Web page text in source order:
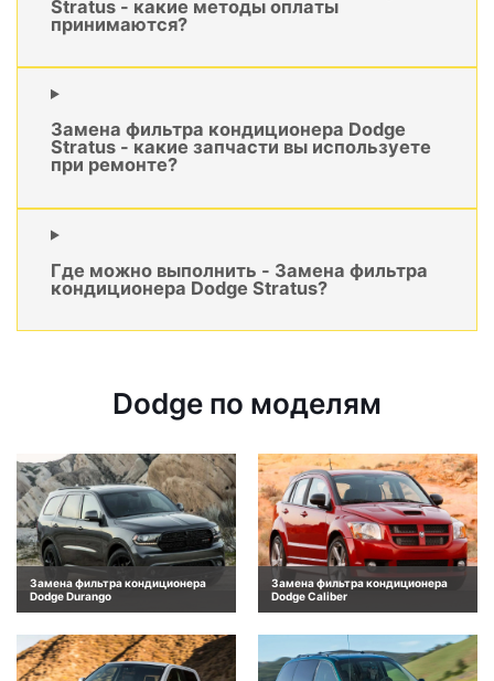
Stratus - какие методы оплаты
принимаются?
Замена фильтра кондиционера Dodge
Stratus - какие запчасти вы используете
при ремонте?
Где можно выполнить - Замена фильтра
кондиционера Dodge Stratus?
Dodge по моделям
Замена фильтра кондиционера
Dodge Durango
Замена фильтра кондиционера
Dodge Caliber